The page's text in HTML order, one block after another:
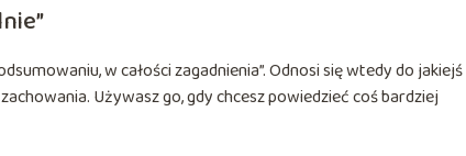
w całości zagadnienia”. Odnosi się wtedy do jakiejś
Używasz go, gdy chcesz powiedzieć coś bardziej